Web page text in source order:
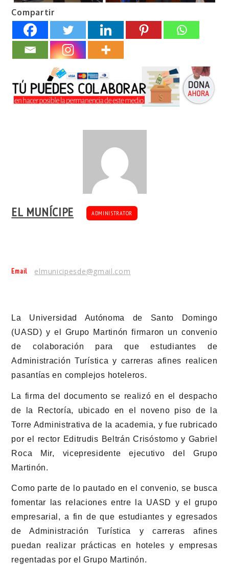
Compartir
EL MUNÍCIPE ADMINISTRATOR
Email elmunicipesde@gmail.com
La Universidad Autónoma de Santo Domingo
(UASD) y el Grupo Martinón firmaron un convenio
de colaboración para que estudiantes de
Administración Turística y carreras afines realicen
pasantías en complejos hoteleros.
La firma del documento se realizó en el despacho
de la Rectoría, ubicado en el noveno piso de la
Torre Administrativa de la academia, y fue rubricado
por el rector Editrudis Beltrán Crisóstomo y Gabriel
Roca Mir, vicepresidente ejecutivo del Grupo
Martinón.
Como parte de lo pautado en el convenio, se busca
fomentar las relaciones entre la UASD y el grupo
empresarial, a fin de que estudiantes y egresados
de Administración Turística y carreras afines
puedan realizar prácticas en hoteles y empresas
regentadas por el Grupo Martinón.